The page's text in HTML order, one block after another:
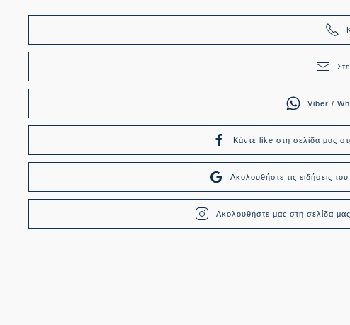
Viber /
Κάντε like στη σελίδα μας
Ακολουθήστε τις ειδήσεις
Ακολουθήστε μας στη σελίδα